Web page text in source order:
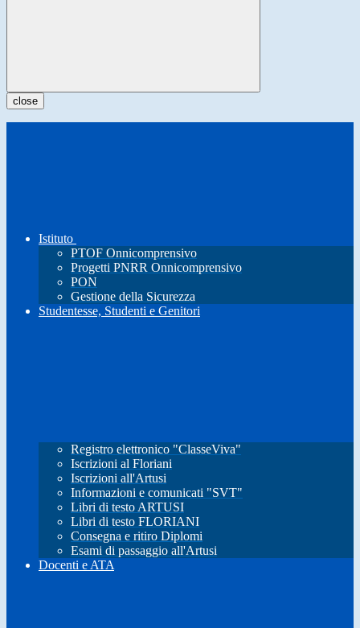
close
Istituto
PTOF Onnicomprensivo
Progetti PNRR Onnicomprensivo
PON
Gestione della Sicurezza
Studentesse, Studenti e Genitori
Registro elettronico "ClasseViva"
Iscrizioni al Floriani
Iscrizioni all'Artusi
Informazioni e comunicati "SVT"
Libri di testo ARTUSI
Libri di testo FLORIANI
Consegna e ritiro Diplomi
Esami di passaggio all'Artusi
Docenti e ATA